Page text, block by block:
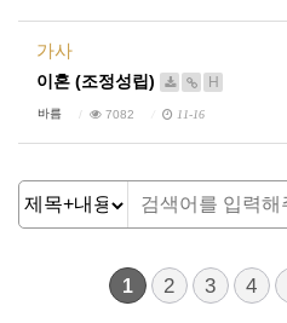
가사
이혼 (조정성립)
H
바름 7082 11-16
1 2 3 4